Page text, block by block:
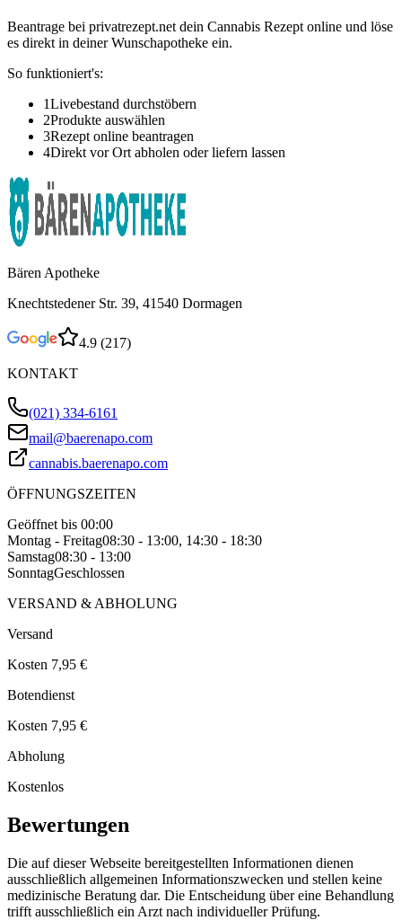
Beantrage bei privatrezept.net dein Cannabis Rezept online und löse
es direkt in deiner Wunschapotheke ein.
So funktioniert's:
1Livebestand durchstöbern
2Produkte auswählen
3Rezept online beantragen
4Direkt vor Ort abholen oder liefern lassen
Bären Apotheke
Knechtstedener Str. 39, 41540 Dormagen
4.9 (217)
KONTAKT
(021) 334-6161
mail@baerenapo.com
cannabis.baerenapo.com
ÖFFNUNGSZEITEN
Geöffnet bis 00:00
Montag - Freitag08:30 - 13:00, 14:30 - 18:30
Samstag08:30 - 13:00
SonntagGeschlossen
VERSAND & ABHOLUNG
Versand
Kosten 7,95 €
Botendienst
Kosten 7,95 €
Abholung
Kostenlos
Bewertungen
Die auf dieser Webseite bereitgestellten Informationen dienen
ausschließlich allgemeinen Informationszwecken und stellen keine
medizinische Beratung dar. Die Entscheidung über eine Behandlung
trifft ausschließlich ein Arzt nach individueller Prüfung.